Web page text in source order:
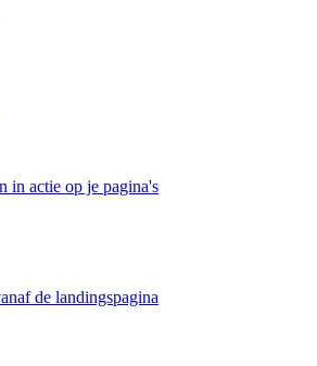
in actie op je pagina's
de landingspagina